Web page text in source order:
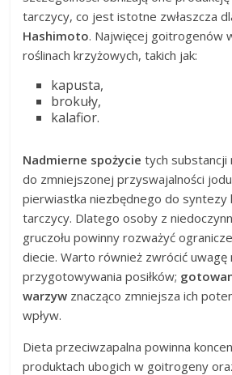
tarczycy, co jest istotne zwłaszcza
Hashimoto. Najwięcej goitrogenów
roślinach krzyżowych, takich jak:
kapusta,
brokuły,
kalafior.
Nadmierne spożycie tych substancji
do zmniejszonej przyswajalności
pierwiastka niezbędnego do syntezy
tarczycy. Dlatego osoby z
gruczołu powinny rozważyć
diecie. Warto również zwrócić
przygotowywania posiłków;
warzyw znacząco zmniejsza ich
wpływ.
Dieta przeciwzapalna powinna
produktach ubogich w goitrogeny